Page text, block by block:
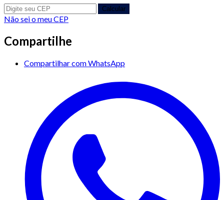
Calcular
Não sei o meu CEP
Compartilhe
Compartilhar com WhatsApp